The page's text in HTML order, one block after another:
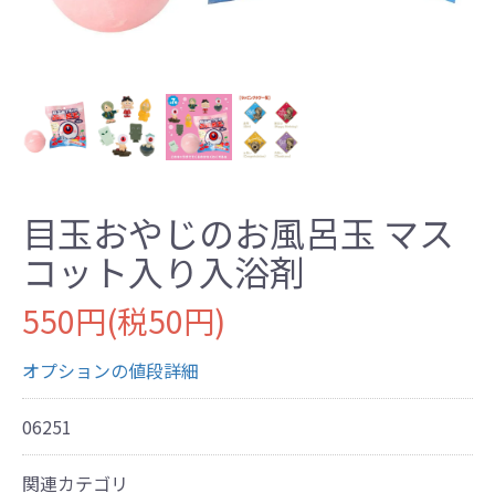
目玉おやじのお風呂玉 マス
コット入り入浴剤
550円(税50円)
オプションの値段詳細
06251
関連カテゴリ